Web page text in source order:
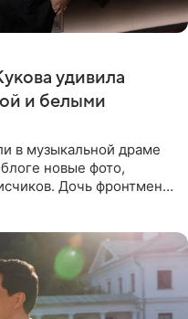
удивила
и белыми
в музыкальной драме
новые фото,
Дочь фронтмена